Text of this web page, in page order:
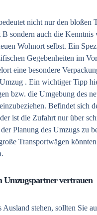
nicht nur den bloßen
sondern auch die Kenntnis
Wohnort selbst. Ein
Gegebenheiten im
eine besondere
. Ein wichtiger Tipp
bzw. die Umgebung des
Befindet sich
ist die Zufahrt nur über
Planung des Umzugs zu
Transportwägen
vertrauen
stehen, sollten Sie